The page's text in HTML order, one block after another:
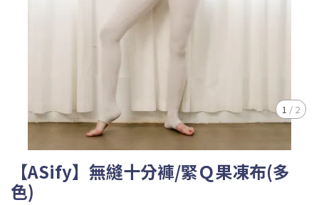
1 / 2
【ASify】無縫十分褲/緊Ｑ果凍布(多
色)